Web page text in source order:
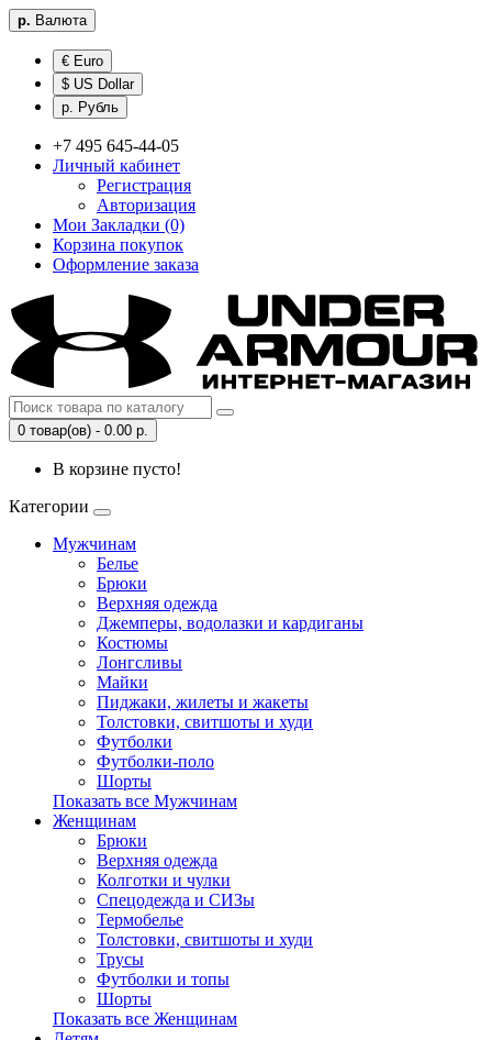
р. Валюта
€ Euro
$ US Dollar
р. Рубль
+7 495 645-44-05
Личный кабинет
Регистрация
Авторизация
Мои Закладки (0)
Корзина покупок
Оформление заказа
0 товар(ов) - 0.00 р.
В корзине пусто!
Категории
Мужчинам
Белье
Брюки
Верхняя одежда
Джемперы, водолазки и кардиганы
Костюмы
Лонгсливы
Майки
Пиджаки, жилеты и жакеты
Толстовки, свитшоты и худи
Футболки
Футболки-поло
Шорты
Показать все Мужчинам
Женщинам
Брюки
Верхняя одежда
Колготки и чулки
Спецодежда и СИЗы
Термобелье
Толстовки, свитшоты и худи
Трусы
Футболки и топы
Шорты
Показать все Женщинам